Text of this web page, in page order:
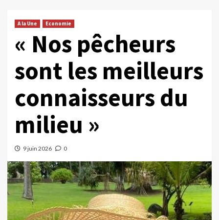
A la Une Economie
« Nos pêcheurs
sont les meilleurs
connaisseurs du
milieu »
9 juin 2026 0